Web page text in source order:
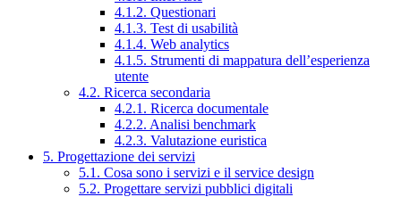
4.1.2. Questionari
4.1.3. Test di usabilità
4.1.4. Web analytics
4.1.5. Strumenti di mappatura dell’esperienza
utente
4.2. Ricerca secondaria
4.2.1. Ricerca documentale
4.2.2. Analisi benchmark
4.2.3. Valutazione euristica
5. Progettazione dei servizi
5.1. Cosa sono i servizi e il service design
5.2. Progettare servizi pubblici digitali